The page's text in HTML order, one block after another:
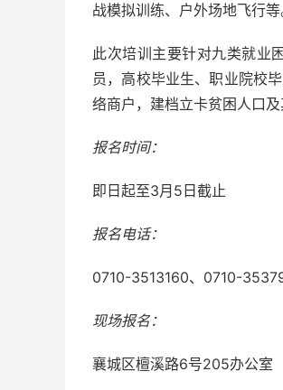
战模拟训练、户外场地飞行
此次培训主要针对九类就业
员，高校毕业生、职业院校
络商户，建档立卡贫困人口
报名时间：
即日起至3月5日截止
报名电话：
0710-3513160、0710-
现场报名：
襄城区檀溪路6号205办公室